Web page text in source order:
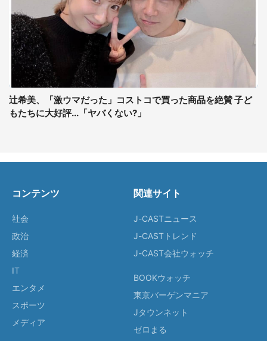
辻希美、「激ウマだった」コストコで買った商品を絶賛 子ど
もたちに大好評...「ヤバくない?」
コンテンツ
社会
政治
経済
IT
エンタメ
スポーツ
メディア
関連サイト
J-CASTニュース
J-CASTトレンド
J-CAST会社ウォッチ
BOOKウォッチ
東京バーゲンマニア
Jタウンネット
ゼロまる